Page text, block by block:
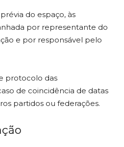
do espaço, às
por representante do
e por responsável pelo
protocolo das
de coincidência de datas
partidos ou federações.